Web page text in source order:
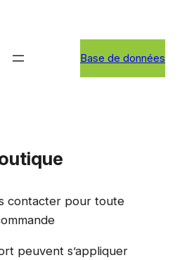
Base de données
contacter pour toute
peuvent s’appliquer